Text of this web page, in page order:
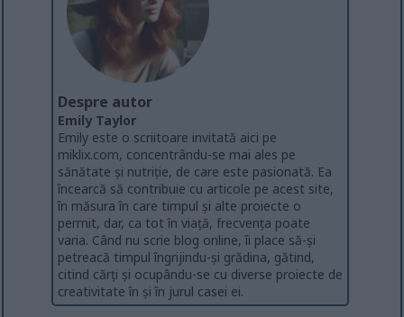
Despre autor
Emily Taylor
Emily este o scriitoare invitată aici pe
miklix.com, concentrându-se mai ales pe
sănătate și nutriție, de care este pasionată. Ea
încearcă să contribuie cu articole pe acest site,
în măsura în care timpul și alte proiecte o
permit, dar, ca tot în viață, frecvența poate
varia. Când nu scrie blog online, îi place să-și
petreacă timpul îngrijindu-și grădina, gătind,
citind cărți și ocupându-se cu diverse proiecte de
creativitate în și în jurul casei ei.